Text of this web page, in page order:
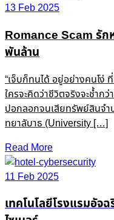
13 Feb 2025
Romance Scam รัก
พันล้าน
“เจ็บก็ทนได้ อยู่อย่างคนโง่
ใครจะคิดว่าชีวิตจริงจะช้ำก
ปอกลอกจนเสียทรัพย์สินจำ
ทยาลับาธ (University […]
Read More
11 Feb 2025
เทคโนโลยีโรงแรมอัจ